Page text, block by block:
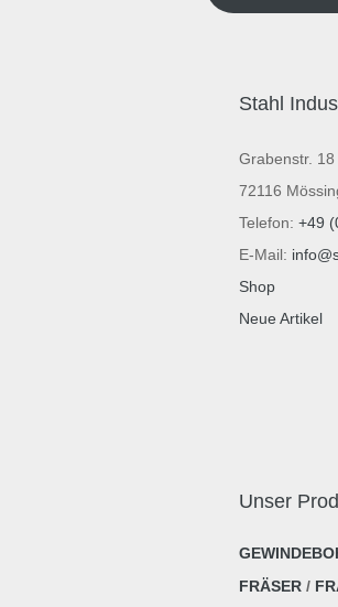
Stahl
Grabenstr. 18
72116
Telefon: +49
E-Mail:
Shop
Neue Artikel
Unser
FRÄSER /